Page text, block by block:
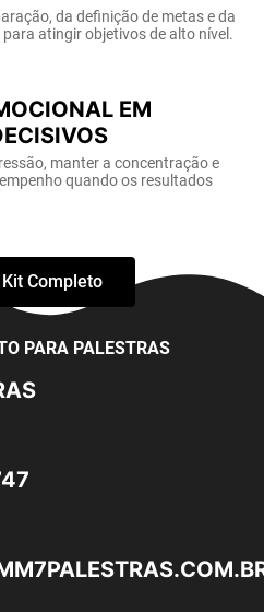
da definição de metas e da
atingir objetivos de alto nível.
EM
manter a concentração e
quando os resultados
Completo
PARA PALESTRAS